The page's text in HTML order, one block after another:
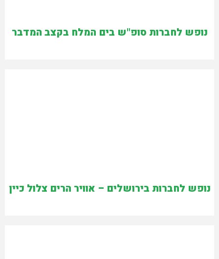
נופש לחברות סופ"ש בים המלח בקצב המדבר
נופש לחברות בירושלים – אוויר הרים צלול כיין